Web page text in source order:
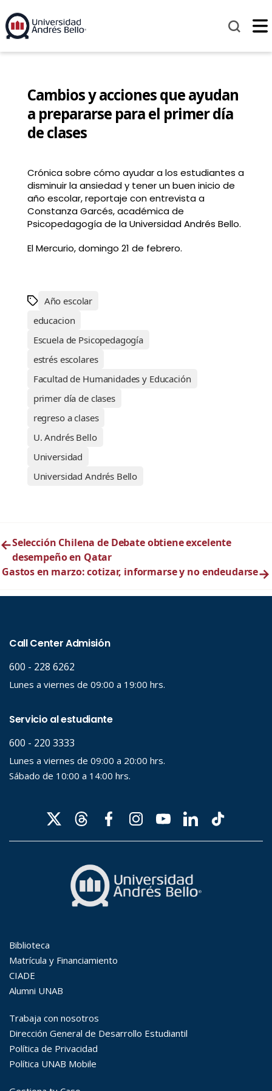
Cambios y acciones que ayudan
a prepararse para el primer día
de clases
Crónica sobre cómo ayudar a los estudiantes a
disminuir la ansiedad y tener un buen inicio de
año escolar, reportaje con entrevista a
Constanza Garcés, académica de
Psicopedagogía de la Universidad Andrés Bello.
El Mercurio, domingo 21 de febrero.
Año escolar
educacion
Escuela de Psicopedagogía
estrés escolares
Facultad de Humanidades y Educación
primer día de clases
regreso a clases
U. Andrés Bello
Universidad
Universidad Andrés Bello
←Selección Chilena de Debate obtiene excelente
desempeño en Qatar
Gastos en marzo: cotizar, informarse y no endeudarse→